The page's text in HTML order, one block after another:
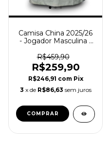
Camisa China 2025/26
- Jogador Masculina -
R$459,90
R$259,90
R$246,91 com Pix
3 x de R$86,63 sem juros
COMPRAR